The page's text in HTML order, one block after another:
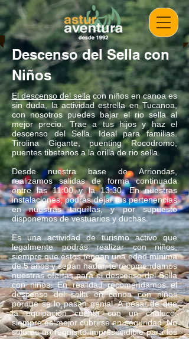
Descenso del Sella con
Niños
El descenso del sella con niños en canoa es
sin duda, la actividad estrella en Tucanoa,
con nosotros puedes bajar el rio sella al
mejor precio. Trae a tus hijos y haz el
descenso del Sella. Ideal para familias.
Tirolina Gigante, puenting Rocodromo,
puentes tibetanos a la orilla de rio sella.
Desde nuestra base de Arriondas,
realizamos salidas de forma continuada
entre las 11:00 y la 13:30. En nuestras
instalaciones, podrás dejar tus pertenencias
en nuestras taquillas, y por supuesto
disponemos de vestuarios y duchas.
Es una actividad de turismo activo que
legalmente podrás realizar con niños,
siempre que estos tengan una edad mínima
de 5 años y sepan nadar, te recomendamos
nuestras ofertas para el descenso del Sella
con niños. En realidad recomendamos el
descenso del sella en canoa con niños
porque se lo pasan genial. A pesar de que
la equipación cuenta con un chaleco,
siempre es mejor cubrirse en seguridad. No
solo es un requisito imprescindible para los